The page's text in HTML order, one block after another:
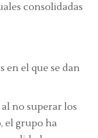
consolidadas
en el que se dan
no superar los
el grupo ha